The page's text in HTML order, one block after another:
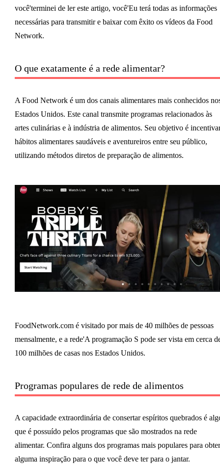
você'terminei de ler este artigo, você'Eu terá todas as informações
necessárias para transmitir e baixar com êxito os vídeos da Food
Network.
O que exatamente é a rede alimentar?
A Food Network é um dos canais alimentares mais conhecidos
Estados Unidos. Este canal transmite programas relacionados às
artes culinárias e à indústria de alimentos. Seu objetivo é
hábitos alimentares saudáveis ​​e aventureiros entre seu público,
utilizando métodos diretos de preparação de alimentos.
FoodNetwork.com é visitado por mais de 40 milhões de pessoas
mensalmente, e a rede'A programação S pode ser vista em cerca
100 milhões de casas nos Estados Unidos.
Programas populares de rede de alimentos
A capacidade extraordinária de consertar espíritos quebrados é
que é possuído pelos programas que são mostrados na rede
alimentar. Confira alguns dos programas mais populares para obter
alguma inspiração para o que você deve ter para o jantar.